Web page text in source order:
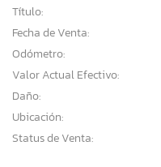
Título:
Fecha de Venta:
Odómetro:
Valor Actual Efectivo:
Daño:
Ubicación:
Status de Venta: